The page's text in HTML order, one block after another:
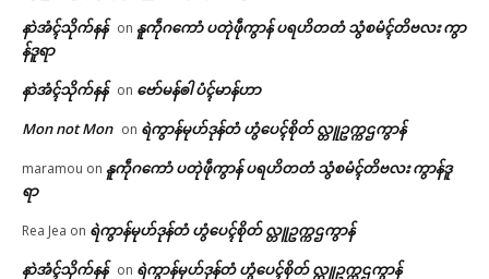
နာဲအံၚ်သိုက်နန် on နူကဵုဂကောံ ပတုဲဖဵုကွာန် ပရဟိတတံ သွံစမံၚ်တိဗလး ကွာ
န်ဒူရာ
နာဲအံၚ်သိုက်နန် on ဗော်မန်ၜါ ပံၚ်မာန်ဟာ
Mon not Mon on ရဲကွာန်မုဟ်ဒုန်တံ ဟွံပေၚ်စိုတ် လ္တူဥက္ကဌကွာန်
maramou on နူကဵုဂကောံ ပတုဲဖဵုကွာန် ပရဟိတတံ သွံစမံၚ်တိဗလး ကွာန်ဒူ
ရာ
Rea Jea on ရဲကွာန်မုဟ်ဒုန်တံ ဟွံပေၚ်စိုတ် လ္တူဥက္ကဌကွာန်
နာဲအံၚ်သိုက်နန် on ရဲကွာန်မုဟ်ဒုန်တံ ဟွံပေၚ်စိုတ် လ္တူဥက္ကဌကွာန်